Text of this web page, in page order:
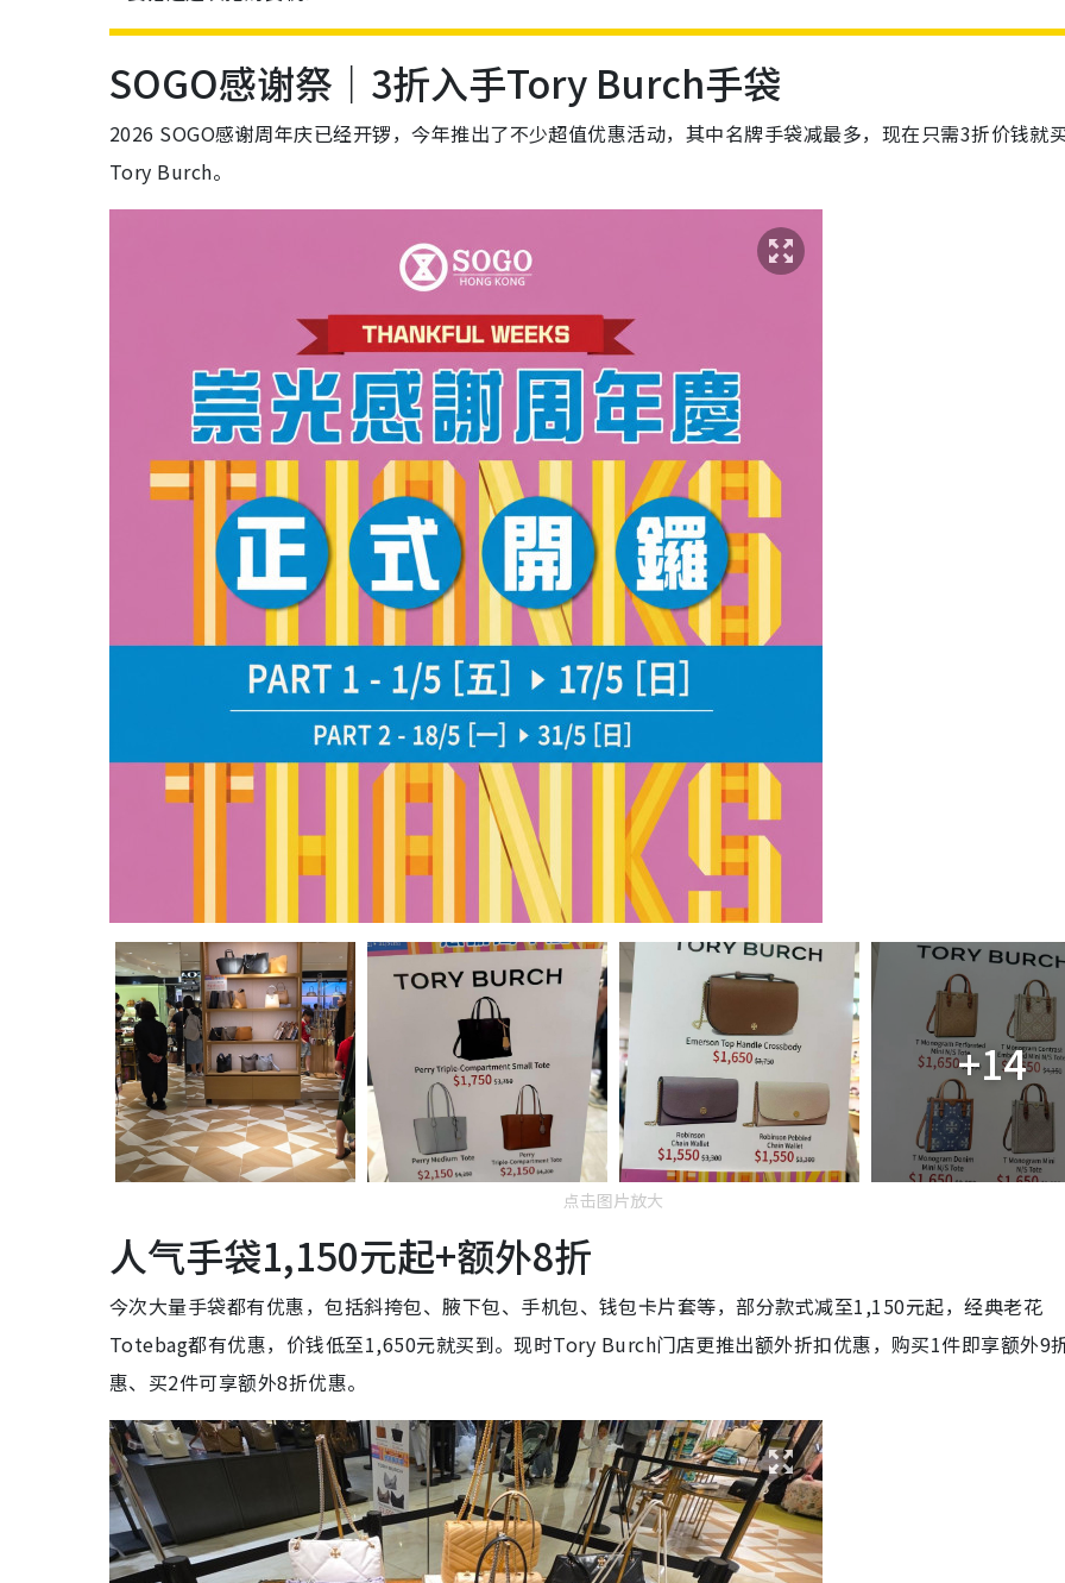
SOGO感谢祭｜3折入手Tory Burch手袋
2026 SOGO感谢周年庆已经开锣，今年推出了不少超值优惠活动，其中名牌手袋减最多，现在只需3折价钱就
Tory Burch。
+14
点击图片放大
人气手袋1,150元起+额外8折
今次大量手袋都有优惠，包括斜挎包、腋下包、手机包、钱包卡片套等，部分款式减至1,150元起，经典老花
Totebag都有优惠，价钱低至1,650元就买到。现时Tory Burch门店更推出额外折扣优惠，购买1件即享额外9
惠、买2件可享额外8折优惠。